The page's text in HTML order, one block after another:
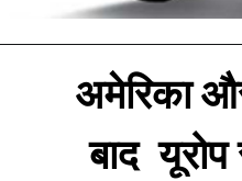
अमेरिका
बाद